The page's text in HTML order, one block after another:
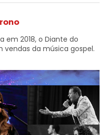
em 2018, o Diante do
vendas da música gospel.